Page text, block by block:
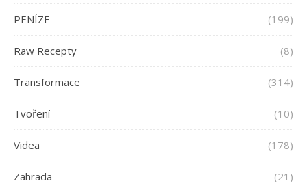
PENÍZE (199)
Raw Recepty (8)
Transformace (314)
Tvoření (10)
Videa (178)
Zahrada (21)